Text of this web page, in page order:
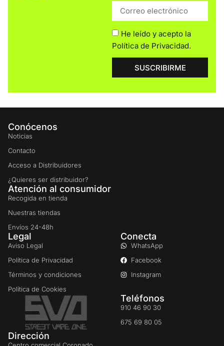
He leído y acepto la
Política de Privacidad.
SUSCRIBIRME
Conócenos
Noticias
Contacto
Acceso a Distribuidores
¿Quieres ser distribuidor?
Atención al consumidor
Recogida en tienda
Nuestras tiendas
Envíos 24-48h
Legal
Aviso Legal
Política de Privacidad
Términos y condiciones
Política de Cookies
Conecta
WhatsApp
Facebook
Instagram
Teléfonos
910 46 90 30
675 69 80 05
Dirección